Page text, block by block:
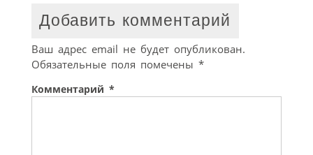
Добавить комментарий
Ваш адрес email не будет опубликован.
Обязательные поля помечены *
Комментарий *